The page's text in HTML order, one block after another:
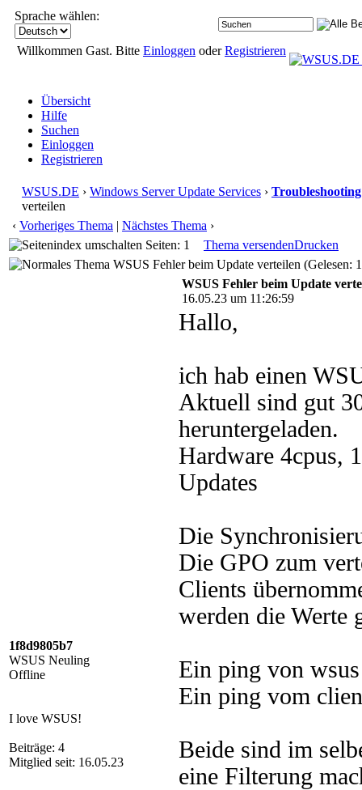
Sprache wählen:
Willkommen Gast. Bitte Einloggen oderRegistrieren
Übersicht
Hilfe
Suchen
Einloggen
Registrieren
WSUS.DE › Windows Server Update Services › Troubleshooting
verteilen
‹ Vorheriges Thema | Nächstes Thema ›
Seiten: 1
Thema versendenDrucken
WSUS Fehler beim Update verteilen (Gelesen:
1f8d9805b7
WSUS Neuling
Offline
I love WSUS!
Beiträge: 4
Mitglied seit: 16.05.23
WSUS Fehler beim Update
16.05.23 um 11:26:59
Hallo,
ich hab einen
Aktuell sind gut
heruntergeladen.
Hardware 4cpus,
Updates
Die
Die GPO zum
Clients
werden die Werte
Ein ping von
Ein ping vom
Beide sind im
eine Filterung